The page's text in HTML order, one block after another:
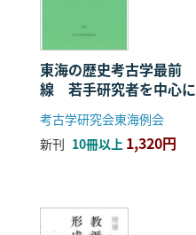
東海の歴史考古学最前
線 若手研究者を中心に
考古学研究会東海例会
新刊 10冊以上 1,320円